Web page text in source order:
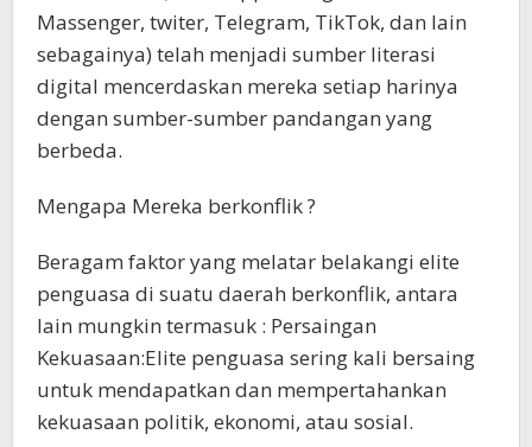
Massenger, twiter, Telegram, TikTok, dan lain
sebagainya) telah menjadi sumber literasi
digital mencerdaskan mereka setiap harinya
dengan sumber-sumber pandangan yang
berbeda.
Mengapa Mereka berkonflik ?
Beragam faktor yang melatar belakangi elite
penguasa di suatu daerah berkonflik, antara
lain mungkin termasuk : Persaingan
Kekuasaan:Elite penguasa sering kali bersaing
untuk mendapatkan dan mempertahankan
kekuasaan politik, ekonomi, atau sosial.